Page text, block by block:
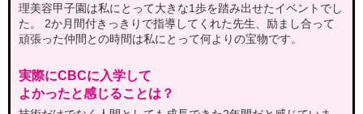
理美容甲子園は私にとって大きな1歩を踏み出せたイベントでし
た。
2か月間付きっきりで指導してくれた先生、励まし合って
頑張った仲間との時間は私にとって何よりの宝物です。
実際にCBCに入学して
よかったと感じることは？